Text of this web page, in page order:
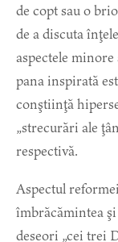
de copt sau o
de a discuta
aspectele
pana inspirată
conştiinţă
„strecurări ale
respectivă.
Aspectul
îmbrăcămintea
deseori „cei trei